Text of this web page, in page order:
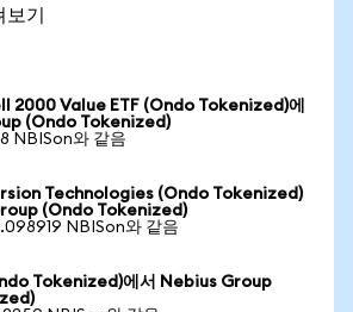
보기
2000 Value ETF (Ondo Tokenized)에
(Ondo Tokenized)
NBISon와 같음
Technologies (Ondo Tokenized)
(Ondo Tokenized)
NBISon와 같음
Tokenized)에서 Nebius Group